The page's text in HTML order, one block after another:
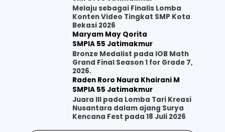
Melaju sebagai Finalis Lomba
Konten Video Tingkat SMP Kota
Bekasi 2026
Maryam May Qorita
SMPIA 55 Jatimakmur
Bronze Medalist pada IOB Math
Grand Final Season 1 for Grade 7,
2026.
Raden Roro Naura Khairani M
SMPIA 55 Jatimakmur
Juara III pada Lomba Tari Kreasi
Nusantara dalam ajang Surya
Kencana Fest pada 18 Juli 2026